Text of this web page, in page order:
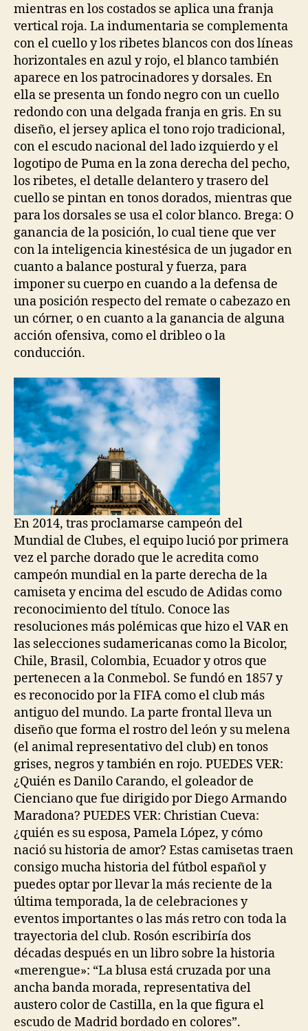
mientras en los costados se aplica una franja
vertical roja. La indumentaria se complementa
con el cuello y los ribetes blancos con dos líneas
horizontales en azul y rojo, el blanco también
aparece en los patrocinadores y dorsales. En
ella se presenta un fondo negro con un cuello
redondo con una delgada franja en gris. En su
diseño, el jersey aplica el tono rojo tradicional,
con el escudo nacional del lado izquierdo y el
logotipo de Puma en la zona derecha del pecho,
los ribetes, el detalle delantero y trasero del
cuello se pintan en tonos dorados, mientras que
para los dorsales se usa el color blanco. Brega: O
ganancia de la posición, lo cual tiene que ver
con la inteligencia kinestésica de un jugador en
cuanto a balance postural y fuerza, para
imponer su cuerpo en cuando a la defensa de
una posición respecto del remate o cabezazo en
un córner, o en cuanto a la ganancia de alguna
acción ofensiva, como el dribleo o la
conducción.
En 2014, tras proclamarse campeón del
Mundial de Clubes, el equipo lució por primera
vez el parche dorado que le acredita como
campeón mundial en la parte derecha de la
camiseta y encima del escudo de Adidas como
reconocimiento del título. Conoce las
resoluciones más polémicas que hizo el VAR en
las selecciones sudamericanas como la Bicolor,
Chile, Brasil, Colombia, Ecuador y otros que
pertenecen a la Conmebol. Se fundó en 1857 y
es reconocido por la FIFA como el club más
antiguo del mundo. La parte frontal lleva un
diseño que forma el rostro del león y su melena
(el animal representativo del club) en tonos
grises, negros y también en rojo. PUEDES VER:
¿Quién es Danilo Carando, el goleador de
Cienciano que fue dirigido por Diego Armando
Maradona? PUEDES VER: Christian Cueva:
¿quién es su esposa, Pamela López, y cómo
nació su historia de amor? Estas camisetas traen
consigo mucha historia del fútbol español y
puedes optar por llevar la más reciente de la
última temporada, la de celebraciones y
eventos importantes o las más retro con toda la
trayectoria del club. Rosón escribiría dos
décadas después en un libro sobre la historia
«merengue»: “La blusa está cruzada por una
ancha banda morada, representativa del
austero color de Castilla, en la que figura el
escudo de Madrid bordado en colores”.